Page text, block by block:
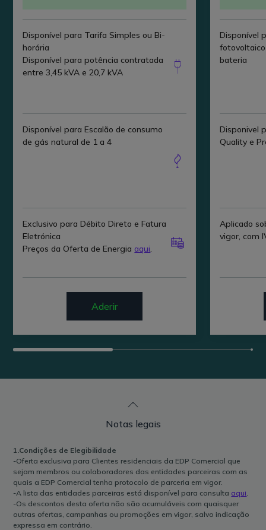
Disponível para Tarifa Simples ou Bi-
horária
Disponível para potência contratada
entre 3,45 kVA e 20,7 kVA
Disponível para Escalão de consumo
de gás natural de 1 a 4
Exclusivo para Débito Direto e Fatura
Eletrónica
Preços da Oferta de Energia aqui.
Aderir
Disponível
bateria
Disponivel
Quality e
Aplicado
vigor, com
Notas legais
1.Condições de Elegibilidade
-Oferta exclusiva para Clientes residenciais da EDP Comercial que
sejam membros ou colaboradores das entidades parceiras com as
quais a EDP Comercial tenha protocolo de parceria em vigor.
-A lista das entidades parceiras está disponível para consulta aqui.
-Os descontos desta oferta não são acumuláveis com quaisquer
outras ofertas, campanhas ou promoções em vigor, salvo indicação
expressa em contrário.